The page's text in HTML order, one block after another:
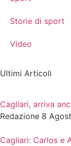
Storie di sport
Video
Ultimi Articoli
Cagliari, arriva
Redazione 8
Cagliari: Carlos e